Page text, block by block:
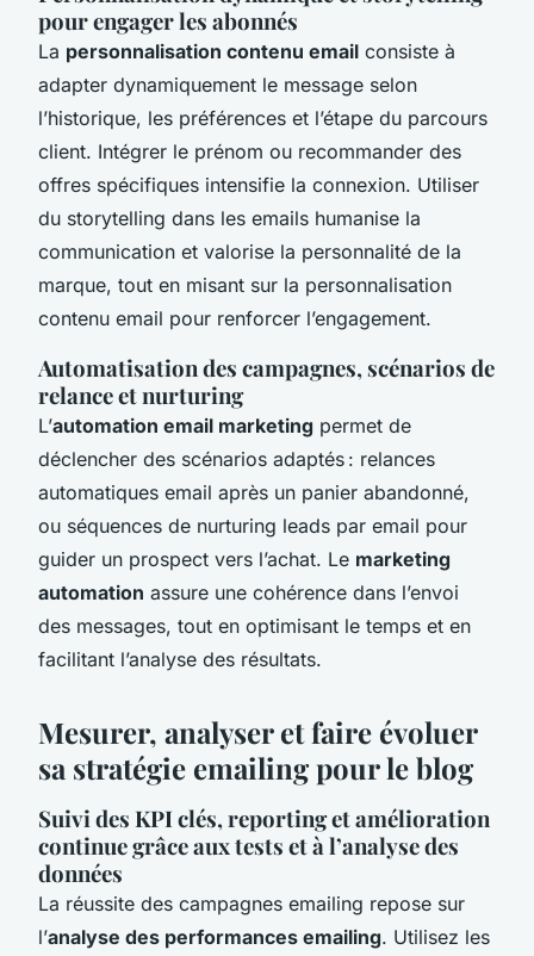
pour engager les abonnés
La personnalisation contenu email consiste à
adapter dynamiquement le message selon
l’historique, les préférences et l’étape du parcours
client. Intégrer le prénom ou recommander des
offres spécifiques intensifie la connexion. Utiliser
du storytelling dans les emails humanise la
communication et valorise la personnalité de la
marque, tout en misant sur la personnalisation
contenu email pour renforcer l’engagement.
Automatisation des campagnes, scénarios de
relance et nurturing
L’automation email marketing permet de
déclencher des scénarios adaptés : relances
automatiques email après un panier abandonné,
ou séquences de nurturing leads par email pour
guider un prospect vers l’achat. Le marketing
automation assure une cohérence dans l’envoi
des messages, tout en optimisant le temps et en
facilitant l’analyse des résultats.
Mesurer, analyser et faire évoluer
sa stratégie emailing pour le blog
Suivi des KPI clés, reporting et amélioration
continue grâce aux tests et à l’analyse des
données
La réussite des campagnes emailing repose sur
l’analyse des performances emailing. Utilisez les